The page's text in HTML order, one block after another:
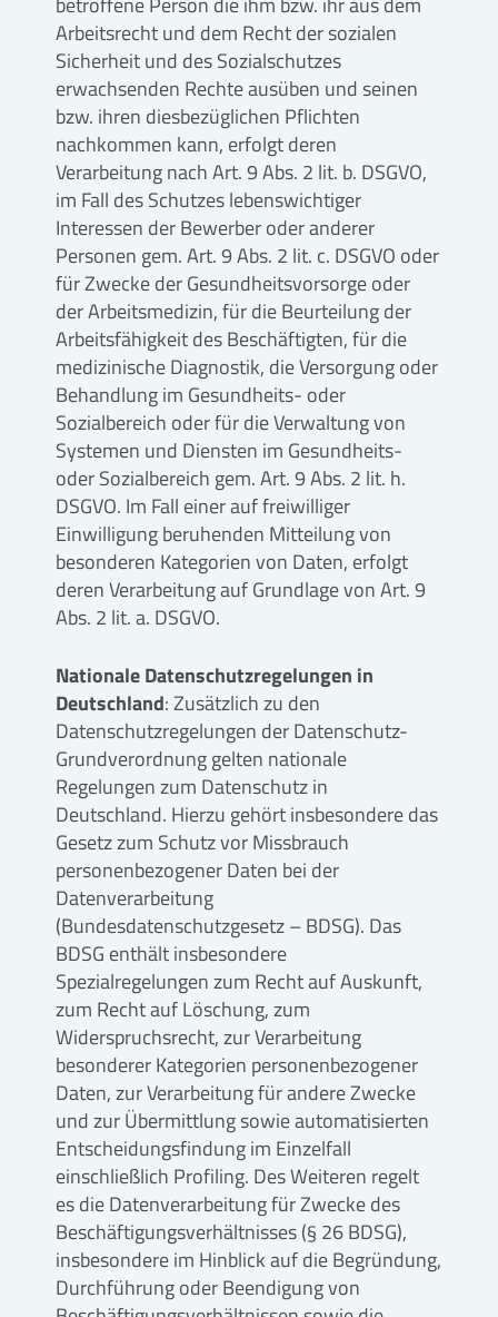
Arbeitsrecht und dem Recht der sozialen
Sicherheit und des Sozialschutzes
erwachsenden Rechte ausüben und seinen
bzw. ihren diesbezüglichen Pflichten
nachkommen kann, erfolgt deren
Verarbeitung nach Art. 9 Abs. 2 lit. b. DSGVO,
im Fall des Schutzes lebenswichtiger
Interessen der Bewerber oder anderer
Personen gem. Art. 9 Abs. 2 lit. c. DSGVO oder
für Zwecke der Gesundheitsvorsorge oder
der Arbeitsmedizin, für die Beurteilung der
Arbeitsfähigkeit des Beschäftigten, für die
medizinische Diagnostik, die Versorgung oder
Behandlung im Gesundheits- oder
Sozialbereich oder für die Verwaltung von
Systemen und Diensten im Gesundheits-
oder Sozialbereich gem. Art. 9 Abs. 2 lit. h.
DSGVO. Im Fall einer auf freiwilliger
Einwilligung beruhenden Mitteilung von
besonderen Kategorien von Daten, erfolgt
deren Verarbeitung auf Grundlage von Art. 9
Abs. 2 lit. a. DSGVO.
Nationale Datenschutzregelungen in
Deutschland: Zusätzlich zu den
Datenschutzregelungen der Datenschutz-
Grundverordnung gelten nationale
Regelungen zum Datenschutz in
Deutschland. Hierzu gehört insbesondere das
Gesetz zum Schutz vor Missbrauch
personenbezogener Daten bei der
Datenverarbeitung
(Bundesdatenschutzgesetz – BDSG). Das
BDSG enthält insbesondere
Spezialregelungen zum Recht auf Auskunft,
zum Recht auf Löschung, zum
Widerspruchsrecht, zur Verarbeitung
besonderer Kategorien personenbezogener
Daten, zur Verarbeitung für andere Zwecke
und zur Übermittlung sowie automatisierten
Entscheidungsfindung im Einzelfall
einschließlich Profiling. Des Weiteren regelt
es die Datenverarbeitung für Zwecke des
Beschäftigungsverhältnisses (§ 26 BDSG),
insbesondere im Hinblick auf die Begründung,
Durchführung oder Beendigung von